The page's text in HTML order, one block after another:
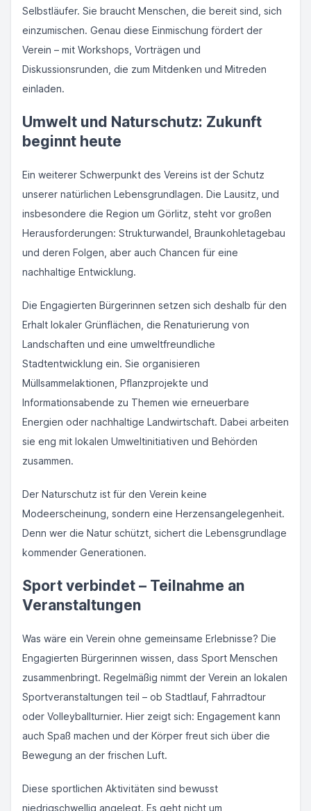
Selbstläufer. Sie braucht Menschen, die bereit sind, sich
einzumischen. Genau diese Einmischung fördert der
Verein – mit Workshops, Vorträgen und
Diskussionsrunden, die zum Mitdenken und Mitreden
einladen.
Umwelt und Naturschutz: Zukunft
beginnt heute
Ein weiterer Schwerpunkt des Vereins ist der Schutz
unserer natürlichen Lebensgrundlagen. Die Lausitz, und
insbesondere die Region um Görlitz, steht vor großen
Herausforderungen: Strukturwandel, Braunkohletagebau
und deren Folgen, aber auch Chancen für eine
nachhaltige Entwicklung.
Die Engagierten Bürgerinnen setzen sich deshalb für den
Erhalt lokaler Grünflächen, die Renaturierung von
Landschaften und eine umweltfreundliche
Stadtentwicklung ein. Sie organisieren
Müllsammelaktionen, Pflanzprojekte und
Informationsabende zu Themen wie erneuerbare
Energien oder nachhaltige Landwirtschaft. Dabei arbeiten
sie eng mit lokalen Umweltinitiativen und Behörden
zusammen.
Der Naturschutz ist für den Verein keine
Modeerscheinung, sondern eine Herzensangelegenheit.
Denn wer die Natur schützt, sichert die Lebensgrundlage
kommender Generationen.
Sport verbindet – Teilnahme an
Veranstaltungen
Was wäre ein Verein ohne gemeinsame Erlebnisse? Die
Engagierten Bürgerinnen wissen, dass Sport Menschen
zusammenbringt. Regelmäßig nimmt der Verein an lokalen
Sportveranstaltungen teil – ob Stadtlauf, Fahrradtour
oder Volleyballturnier. Hier zeigt sich: Engagement kann
auch Spaß machen und der Körper freut sich über die
Bewegung an der frischen Luft.
Diese sportlichen Aktivitäten sind bewusst
niedrigschwellig angelegt. Es geht nicht um